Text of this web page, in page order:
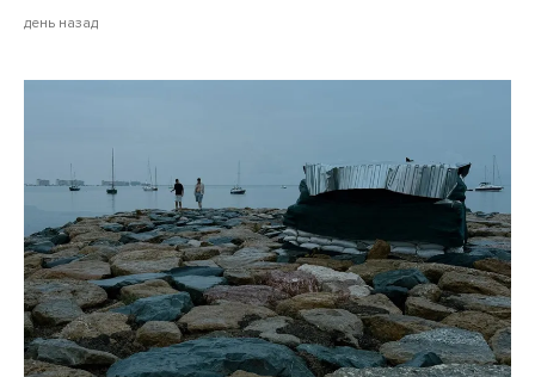
день назад